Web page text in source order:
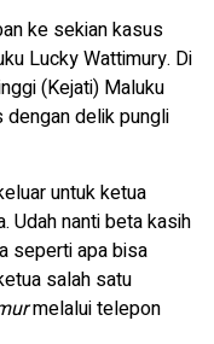
ke sekian kasus
Lucky Wattimury. Di
(Kejati) Maluku
dengan delik pungli
untuk ketua
Udah nanti beta kasih
seperti apa bisa
salah satu
melalui telepon